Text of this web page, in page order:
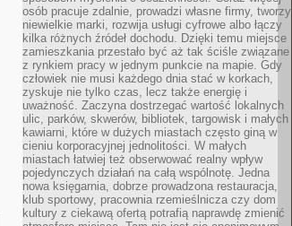
osób pracuje zdalnie, prowadzi własne firmy, tworzy
niewielkie marki, rozwija usługi cyfrowe albo łączy
kilka różnych źródeł dochodu. Dzięki temu miejsce
zamieszkania przestało być aż tak ściśle związane
z rynkiem pracy w jednym punkcie na mapie. Gdy
człowiek nie musi każdego dnia stać w korkach,
zyskuje nie tylko czas, lecz także energię i
uważność. Zaczyna dostrzegać wartość lokalnych
ulic, parków, skwerów, bibliotek, targowisk i małych
kawiarni, które w dużych miastach często giną w
cieniu korporacyjnej jednolitości. W małych
miastach łatwiej też obserwować realny wpływ
pojedynczych działań na całą wspólnotę. Jedna
nowa księgarnia, dobrze prowadzona restauracja,
klub sportowy, pracownia rzemieślnicza czy dom
kultury z ciekawą ofertą potrafią naprawdę zmienić